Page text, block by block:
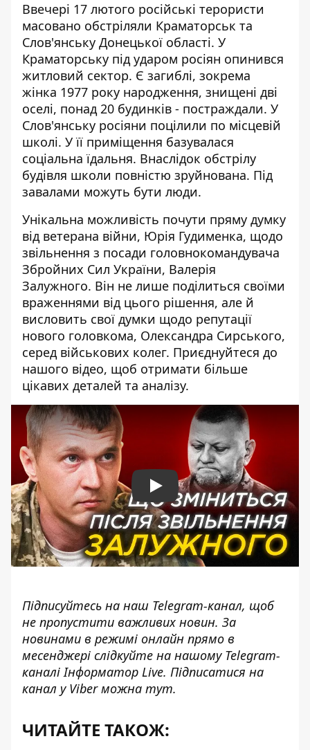
Ввечері 17 лютого російські терористи
масовано обстріляли Краматорськ та
Слов'янську Донецької області. У
Краматорську під ударом росіян опинився
житловий сектор. Є загиблі, зокрема
жінка 1977 року народження, знищені дві
оселі, понад 20 будинків - постраждали. У
Слов'янську росіяни поцілили по місцевій
школі. У її приміщення базувалася
соціальна їдальня. Внаслідок обстрілу
будівля школи повністю зруйнована. Під
завалами можуть бути люди.
Унікальна можливість почути пряму думку
від ветерана війни, Юрія Гудименка, щодо
звільнення з посади головнокомандувача
Збройних Сил України, Валерія
Залужного. Він не лише поділиться своїми
враженнями від цього рішення, але й
висловить свої думки щодо репутації
нового головкома, Олександра Сирського,
серед військових колег. Приєднуйтеся до
нашого відео, щоб отримати більше
цікавих деталей та аналізу.
Play
Підписуйтесь на наш Telegram-канал, щоб
не пропустити важливих новин. За
новинами в режимі онлайн прямо в
месенджері слідкуйте на нашому Telegram-
каналіІнформатор Live. Підписатися на
канал у Viber можна тут.
ЧИТАЙТЕ ТАКОЖ: